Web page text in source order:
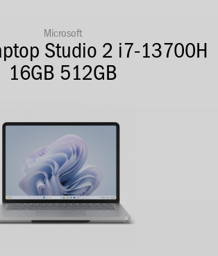
Microsoft
Studio 2 i7-13700H
16GB 512GB